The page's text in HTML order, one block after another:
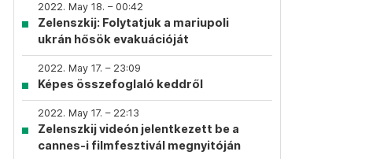
2022. May 18. – 00:42
Zelenszkij: Folytatjuk a mariupoli
ukrán hősök evakuációját
2022. May 17. – 23:09
Képes összefoglaló keddről
2022. May 17. – 22:13
Zelenszkij videón jelentkezett be a
cannes-i filmfesztivál megnyitóján